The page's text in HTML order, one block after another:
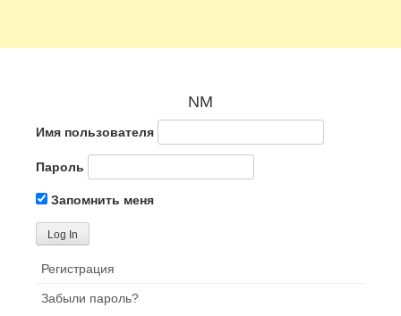
NM
Имя пользователя
Пароль
Запомнить меня
Регистрация
Забыли пароль?